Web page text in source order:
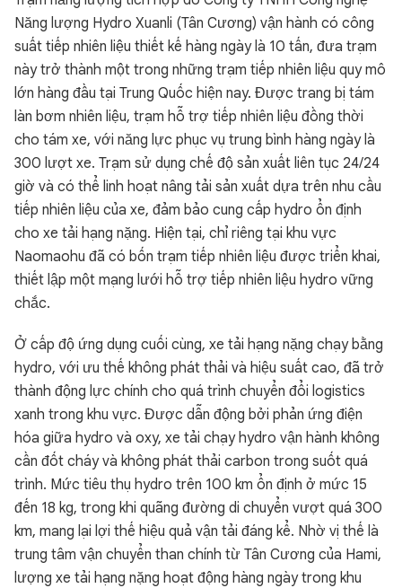
Năng lượng Hydro Xuanli (Tân Cương) vận hành có công
suất tiếp nhiên liệu thiết kế hàng ngày là 10 tấn, đưa trạm
này trở thành một trong những trạm tiếp nhiên liệu quy mô
lớn hàng đầu tại Trung Quốc hiện nay. Được trang bị tám
làn bơm nhiên liệu, trạm hỗ trợ tiếp nhiên liệu đồng thời
cho tám xe, với năng lực phục vụ trung bình hàng ngày là
300 lượt xe. Trạm sử dụng chế độ sản xuất liên tục 24/24
giờ và có thể linh hoạt nâng tải sản xuất dựa trên nhu cầu
tiếp nhiên liệu của xe, đảm bảo cung cấp hydro ổn định
cho xe tải hạng nặng. Hiện tại, chỉ riêng tại khu vực
Naomaohu đã có bốn trạm tiếp nhiên liệu được triển khai,
thiết lập một mạng lưới hỗ trợ tiếp nhiên liệu hydro vững
chắc.
Ở cấp độ ứng dụng cuối cùng, xe tải hạng nặng chạy bằng
hydro, với ưu thế không phát thải và hiệu suất cao, đã trở
thành động lực chính cho quá trình chuyển đổi logistics
xanh trong khu vực. Được dẫn động bởi phản ứng điện
hóa giữa hydro và oxy, xe tải chạy hydro vận hành không
cần đốt cháy và không phát thải carbon trong suốt quá
trình. Mức tiêu thụ hydro trên 100 km ổn định ở mức 15
đến 18 kg, trong khi quãng đường di chuyển vượt quá 300
km, mang lại lợi thế hiệu quả vận tải đáng kể. Nhờ vị thế là
trung tâm vận chuyển than chính từ Tân Cương của Hami,
lượng xe tải hạng nặng hoạt động hàng ngày trong khu